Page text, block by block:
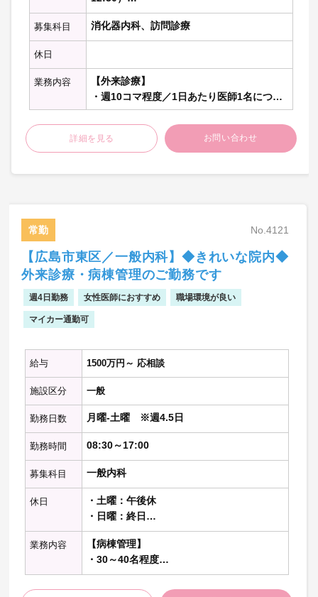
・往診には看護師が同行致します。
・現状、夜間対応は殆どありません。
（看取りは月1件未満）
す。(当番制。週1～2回の担当)
③その他
は閉めておりますが
訪問診療を行っております。
※記載の件数等は目安の数字です。
・土曜：08:30～12:30（午前のみ）
募集科目 消化器内科、訪問診療
休日
業務内容
【外来診療】
・週10コマ程度／1日あたり医師1名につき
50名程度 ※2診制、一般内科対応含む
【内視鏡検査】
【その他】
・役員業務（経営会議参加、経営的なマネ
ジメント業務など）
【オンコール】
【勤務内容の補足】
・本求人は管理医師採用です
・オンコール：あり（施設患者の場合1st対
師）
※記載の件数等は目安です
詳細を見る お問い合わせ
常勤 No.4121
【広島市東区／一般内科】◆きれいな院内◆
外来診療・病棟管理のご勤務です
週4日勤務 女性医師におすすめ 職場環境が良い
マイカー通勤可
給与 1500万円～ 応相談
施設区分 一般
勤務日数 月曜-土曜 ※週4.5日
勤務時間 08:30～17:00
募集科目 一般内科
休日
・土曜：午後休
・日曜：終日
・祝日：終日
（第２・４土曜は休診）
業務内容
【病棟管理】
・30～40名程度
【当直】